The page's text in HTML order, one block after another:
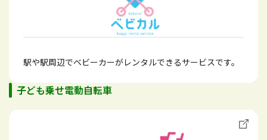
駅や駅周辺でベビーカーがレンタルできるサービスです。
子ども乗せ電動自転車